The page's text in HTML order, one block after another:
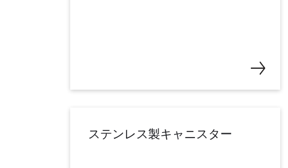
ステンレス製キャニスター